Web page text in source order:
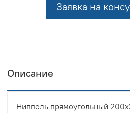
Заявка на
Описание
Ниппель прямоугольный